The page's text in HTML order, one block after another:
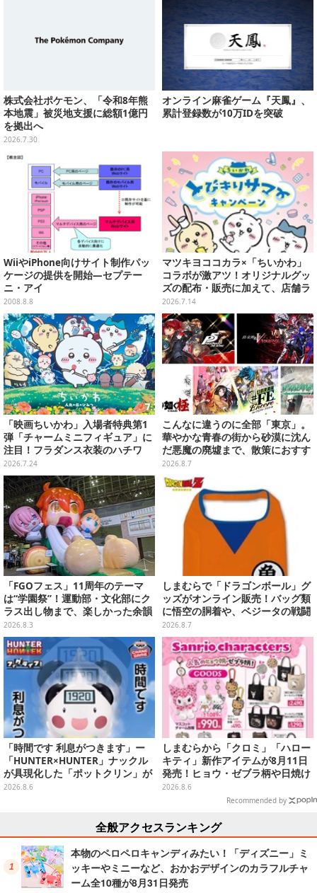
株式会社ポケモン、「令和8年熊
本地震」被災地支援に総額1億円
を拠出へ
2026.7.30
オンライン麻雀ゲーム『天鳳』、
累計登録数が10万IDを突破
WiiやiPhone向けサイト制作パッ
ケージの提供を開始―セプテー
ニ・アイ
2008.8.8
マツキヨココカラ×「ちいかわ」
コラボが激アツ！オリジナルグッ
ズの配布・販売に加えて、店舗ラ
ッピングや”花火打ち上げ”まで盛
り沢山
2026.7.14
「映画ちいかわ」入場者特典第1
弾「チャームミニフィギュア」に
注目！フラダンス衣装のハチワ
レ、うさぎら全8種類
2026.7.24
こんなに違うのに全部「東京」。
華やかな青春の街から砂漠に沈ん
だ悪魔の廃墟まで、散策におすす
め東京ゲーム5選【特集】
2026.8.7
「FGOフェス」11周年のテーマ
は“学園祭”！運動部・文化部にク
ラス出し物まで、楽しかった余韻
が残る思い出を写真たっぷりでお
届け【写真180枚】
2026.8.3
しまむらで「ドラゴンボール」グ
ッズがオンライン販売！バッグ類
に悟空の胴着や、ベジータの戦闘
服を大胆デザイン
2026.8.7
「時間です 利息がつきます」ー
「HUNTER×HUNTER」ナックル
が具現化した「ポットクリン」が
貯金箱としてプライズ展開
2026.8.6
しまむらから「クロミ」「ハロー
キティ」新作アイテムが8月11日
発売！ヒョウ・ゼブラ柄や日焼け
デザインの可愛い雑貨・アパレル
2026.8.6
Recommended by
全般アクセスランキング
本物のペロペロキャンディみたい！「ディズニー」ミ
ッキーやミニーなど、おかおデザインのカラフルチャ
ーム全10種が8月31日発売